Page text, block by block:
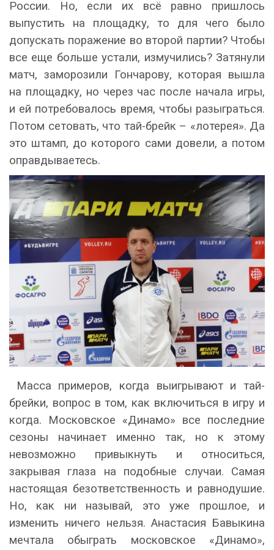
России. Но, если их всё равно пришлось
выпустить на площадку, то для чего было
допускать поражение во второй партии? Чтобы
все еще больше устали, измучились? Затянули
матч, заморозили Гончарову, которая вышла
на площадку, но через час после начала игры,
и ей потребовалось время, чтобы разыграться.
Потом сетовать, что тай-брейк – «лотерея». Да
это штамп, до которого сами довели, а потом
оправдываетесь.
Масса примеров, когда выигрывают и тай-
брейки, вопрос в том, как включиться в игру и
когда. Московское «Динамо» все последние
сезоны начинает именно так, но к этому
невозможно привыкнуть и относиться,
закрывая глаза на подобные случаи. Самая
настоящая безответственность и равнодушие.
Но, как ни называй, это уже прошлое, и
изменить ничего нельзя. Анастасия Бавыкина
мечтала обыграть московское «Динамо»,